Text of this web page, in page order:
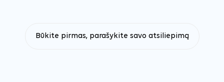
Būkite pirmas, parašykite savo atsiliepimą